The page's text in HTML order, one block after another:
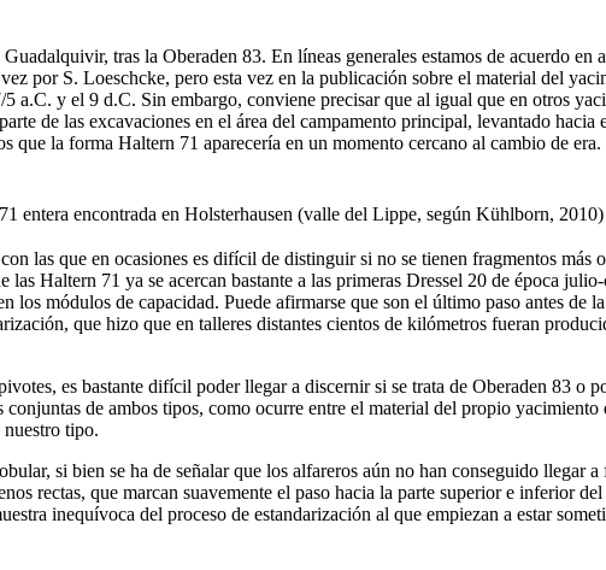
tras la Oberaden 83. En líneas generales estamos de acuerdo
por S. Loeschcke, pero esta vez en la publicación sobre el material del
a.C. y el 9 d.C. Sin embargo, conviene precisar que al igual que en otros
de las excavaciones en el área del campamento principal, levantado
que la forma Haltern 71 aparecería en un momento cercano al cambio de era.
entera encontrada en Holsterhausen (valle del Lippe, según Kühlborn, 2010)
las que en ocasiones es difícil de distinguir si no se tienen fragmentos
Haltern 71 ya se acercan bastante a las primeras Dressel 20 de época
los módulos de capacidad. Puede afirmarse que son el último paso antes de
que hizo que en talleres distantes cientos de kilómetros fueran
es bastante difícil poder llegar a discernir si se trata de Oberaden 83 o
de ambos tipos, como ocurre entre el material del propio
nuestro tipo.
si bien se ha de señalar que los alfareros aún no han conseguido llegar
rectas, que marcan suavemente el paso hacia la parte superior e inferior
inequívoca del proceso de estandarización al que empiezan a estar